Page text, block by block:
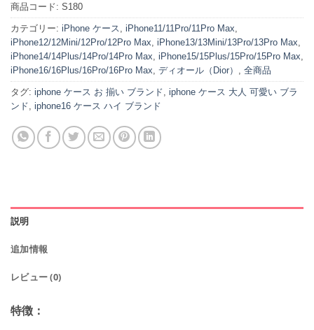
商品コード: S180
カテゴリー: iPhone ケース, iPhone11/11Pro/11Pro Max,
iPhone12/12Mini/12Pro/12Pro Max, iPhone13/13Mini/13Pro/13Pro Max,
iPhone14/14Plus/14Pro/14Pro Max, iPhone15/15Plus/15Pro/15Pro Max,
iPhone16/16Plus/16Pro/16Pro Max, ディオール（Dior） , 全商品
タグ: iphone ケース お 揃い ブランド, iphone ケース 大人 可愛い ブラ
ンド, iphone16 ケース ハイ ブランド
説明
追加情報
レビュー (0)
特徴：